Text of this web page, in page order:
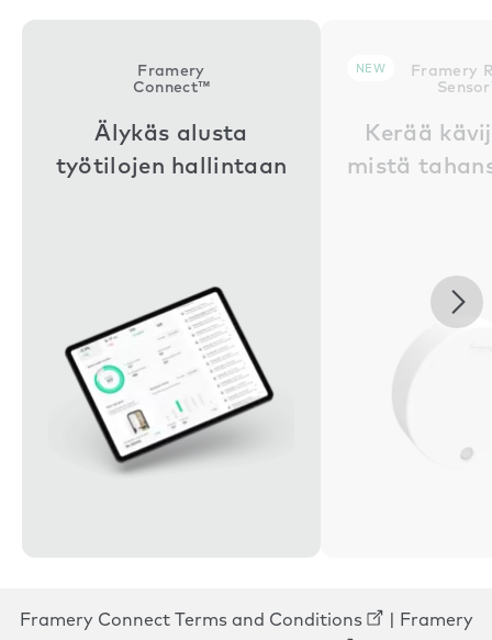
Framery
Connect™
Älykäs alusta
työtilojen hallintaan
NEW
Framery
Kerää
mistä
Framery Connect Terms and Conditions
Framery